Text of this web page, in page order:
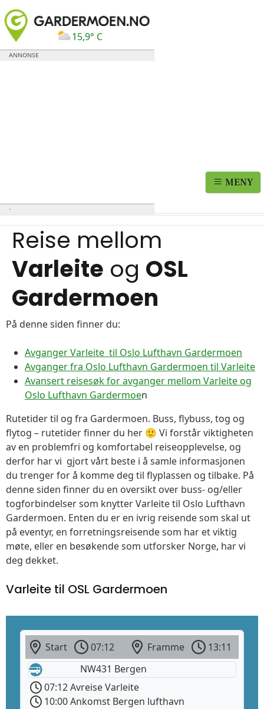
15,9° C
MENY
Reise mellom
Varleite og OSL
Gardermoen
På denne siden finner du:
Avganger Varleite til Oslo Lufthavn Gardermoen
Avganger fra Oslo Lufthavn Gardermoen til Varleite
Avansert reisesøk for avganger mellom Varleite og
Oslo Lufthavn Gardermoen
Rutetider til og fra Gardermoen. Buss, flybuss, tog og
flytog – rutetider finner du her 🙂 Vi forstår viktigheten
av en problemfri og komfortabel reiseopplevelse, og
derfor har vi gjort vårt beste i å samle informasjonen
du trenger for å komme deg til flyplassen og tilbake. På
denne siden finner du en oversikt over buss- og/eller
togforbindelser som knytter Varleite til Oslo Lufthavn
Gardermoen. Enten du er en ivrig reisende som skal ut
på eventyr, en forretningsreisende som har et viktig
møte, eller en besøkende som utforsker Norge, har vi
deg dekket.
Varleite til OSL Gardermoen
Start 07:12 Framme
13:11
NW431 Bergen
07:12 Avreise Varleite
10:00 Ankomst Bergen lufthavn